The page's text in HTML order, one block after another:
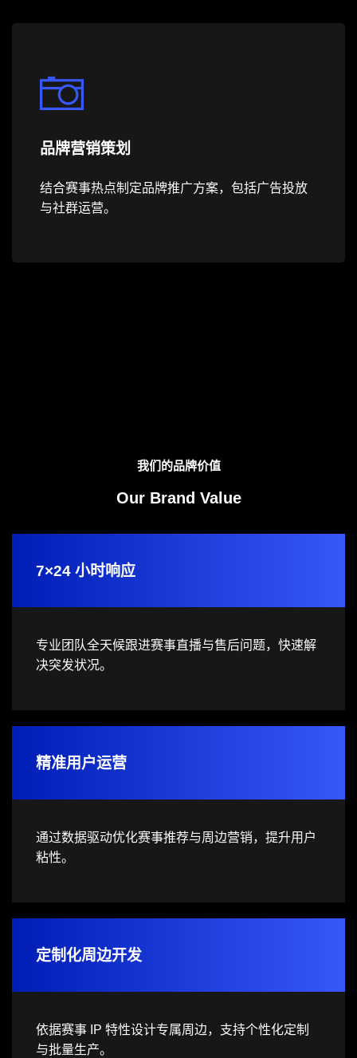
品牌营销策划
结合赛事热点制定品牌推广方案，包括广告投放
与社群运营。
我们的品牌价值
Our Brand Value
7×24 小时响应
专业团队全天候跟进赛事直播与售后问题，快速解
决突发状况。
精准用户运营
通过数据驱动优化赛事推荐与周边营销，提升用户
粘性。
定制化周边开发
依据赛事 IP 特性设计专属周边，支持个性化定制
与批量生产。